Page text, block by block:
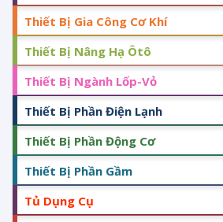
Thiết Bị Gia Công Cơ Khí
Thiết Bị Nâng Hạ Ôtô
Thiết Bị Ngành Lốp-Vỏ
Thiết Bị Phần Điện Lạnh
Thiết Bị Phần Động Cơ
Thiết Bị Phần Gầm
Tủ Dụng Cụ